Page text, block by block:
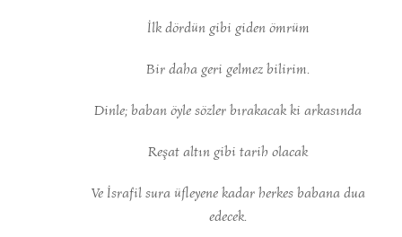
İlk dördün gibi giden ömrüm
Bir daha geri gelmez bilirim.
Dinle; baban öyle sözler bırakacak ki arkasında
Reşat altın gibi tarih olacak
Ve İsrafil sura üfleyene kadar herkes babana dua
edecek.